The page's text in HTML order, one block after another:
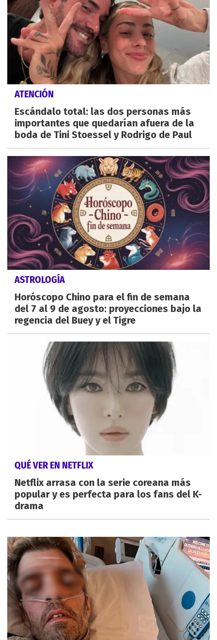
ATENCIÓN
Escándalo total: las dos personas más
importantes que quedarían afuera de la
boda de Tini Stoessel y Rodrigo de Paul
ASTROLOGÍA
Horóscopo Chino para el fin de semana
del 7 al 9 de agosto: proyecciones bajo la
regencia del Buey y el Tigre
QUÉ VER EN NETFLIX
Netflix arrasa con la serie coreana más
popular y es perfecta para los fans del K-
drama